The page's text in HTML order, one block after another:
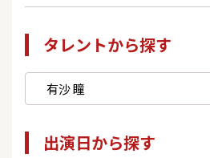
タレントから探す
出演日から探す